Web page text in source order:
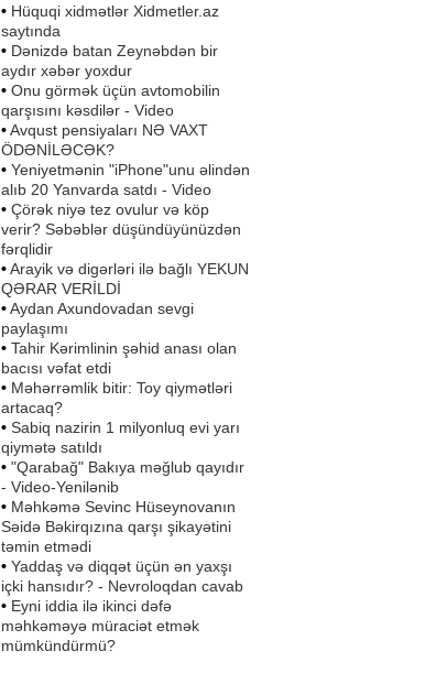
• Hüquqi xidmətlər Xidmetler.az
saytında
• Dənizdə batan Zeynəbdən bir
aydır xəbər yoxdur
• Onu görmək üçün avtomobilin
qarşısını kəsdilər - Video
•Avqust pensiyaları NƏ VAXT
ÖDƏNİLƏCƏK?
• Yeniyetmənin "iPhone"unu əlindən
alıb 20 Yanvarda satdı - Video
• Çörək niyə tez ovulur və köp
verir? Səbəblər düşündüyünüzdən
fərqlidir
•Arayik və digərləri ilə bağlı YEKUN
QƏRAR VERİLDİ
•Aydan Axundovadan sevgi
paylaşımı
• Tahir Kərimlinin şəhid anası olan
bacısı vəfat etdi
• Məhərrəmlik bitir: Toy qiymətləri
artacaq?
• Sabiq nazirin 1 milyonluq evi yarı
qiymətə satıldı
• "Qarabağ" Bakıya məğlub qayıdır
- Video-Yenilənib
• Məhkəmə Sevinc Hüseynovanın
Səidə Bəkirqızına qarşı şikayətini
təmin etmədi
• Yaddaş və diqqət üçün ən yaxşı
içki hansıdır? - Nevroloqdan cavab
• Eyni iddia ilə ikinci dəfə
məhkəməyə müraciət etmək
mümkündürmü?